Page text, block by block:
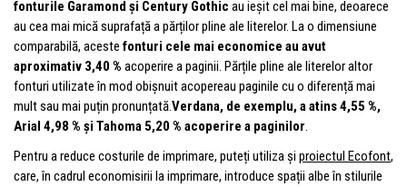
fonturile Garamond și Century Gothic au ieșit cel mai bine, deoarece
au cea mai mică suprafață a părților pline ale literelor. La o dimensiune
comparabilă, aceste fonturi cele mai economice au avut
aproximativ 3,40 % acoperire a paginii. Părțile pline ale literelor altor
fonturi utilizate în mod obișnuit acopereau paginile cu o diferență mai
mult sau mai puțin pronunțată.Verdana, de exemplu, a atins 4,55 %,
Arial 4,98 % și Tahoma 5,20 % acoperire a paginilor.
Pentru a reduce costurile de imprimare, puteți utiliza și proiectul Ecofont,
care, în cadrul economisirii la imprimare, introduce spații albe în stilurile